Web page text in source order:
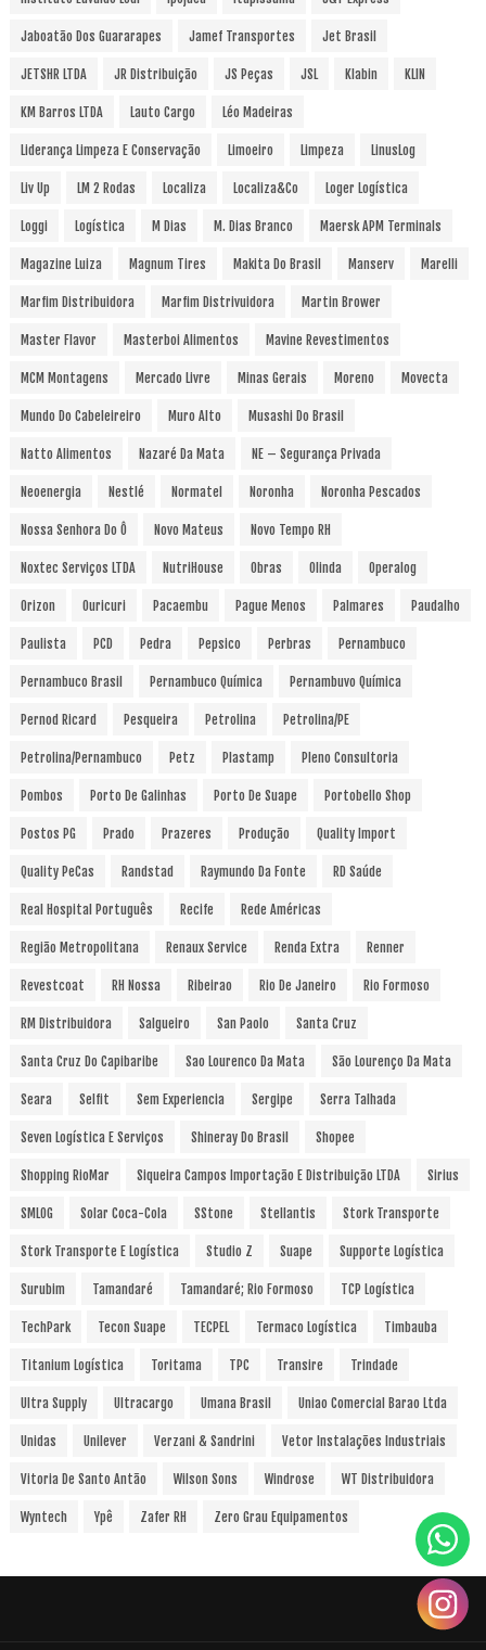
Jaboatão Dos Guararapes Jamef Transportes Jet Brasil
JETSHR LTDA JR Distribuição JS Peças JSL Klabin KLIN
KM Barros LTDA Lauto Cargo Léo Madeiras
Liderança Limpeza E Conservação Limoeiro Limpeza LinusLog
Liv Up LM 2 Rodas Localiza Localiza&Co Loger Logística
Loggi Logística M Dias M. Dias Branco Maersk APM Terminals
Magazine Luiza Magnum Tires Makita Do Brasil Manserv Marelli
Marfim Distribuidora Marfim Distrivuidora Martin Brower
Master Flavor Masterboi Alimentos Mavine Revestimentos
MCM Montagens Mercado Livre Minas Gerais Moreno Movecta
Mundo Do Cabeleireiro Muro Alto Musashi Do Brasil
Natto Alimentos Nazaré Da Mata NE – Segurança Privada
Neoenergia Nestlé Normatel Noronha Noronha Pescados
Nossa Senhora Do Ô Novo Mateus Novo Tempo RH
Noxtec Serviços LTDA NutriHouse Obras Olinda Operalog
Orizon Ouricuri Pacaembu Pague Menos Palmares Paudalho
Paulista PCD Pedra Pepsico Perbras Pernambuco
Pernambuco Brasil Pernambuco Química Pernambuvo Química
Pernod Ricard Pesqueira Petrolina Petrolina/PE
Petrolina/Pernambuco Petz Plastamp Pleno Consultoria
Pombos Porto De Galinhas Porto De Suape Portobello Shop
Postos PG Prado Prazeres Produção Quality Import
Quality PeCas Randstad Raymundo Da Fonte RD Saúde
Real Hospital Português Recife Rede Américas
Região Metropolitana Renaux Service Renda Extra Renner
Revestcoat RH Nossa Ribeirao Rio De Janeiro Rio Formoso
RM Distribuidora Salgueiro San Paolo Santa Cruz
Santa Cruz Do Capibaribe Sao Lourenco Da Mata São Lourenço Da Mata
Seara Selfit Sem Experiencia Sergipe Serra Talhada
Seven Logística E Serviços Shineray Do Brasil Shopee
Shopping RioMar Siqueira Campos Importação E Distribuição LTDA Sirius
SMLOG Solar Coca-Cola SStone Stellantis Stork Transporte
Stork Transporte E Logística Studio Z Suape Supporte Logística
Surubim Tamandaré Tamandaré; Rio Formoso TCP Logística
TechPark Tecon Suape TECPEL Termaco Logística Timbauba
Titanium Logística Toritama TPC Transire Trindade
Ultra Supply Ultracargo Umana Brasil Uniao Comercial Barao Ltda
Unidas Unilever Verzani & Sandrini Vetor Instalações Industriais
Vitoria De Santo Antão Wilson Sons Windrose WT Distribuidora
Wyntech Ypê Zafer RH Zero Grau Equipamentos